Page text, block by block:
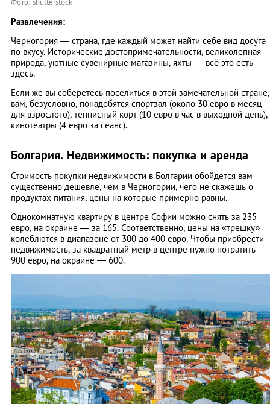
Развлечения:
Черногория — страна, где каждый может найти себе вид досуга
по вкусу. Исторические достопримечательности, великолепная
природа, уютные сувенирные магазины, яхты — всё это есть
здесь.
Если же вы соберетесь поселиться в этой замечательной стране,
вам, безусловно, понадобятся спортзал (около 30 евро в месяц
для взрослого), теннисный корт (10 евро в час в выходной день),
кинотеатры (4 евро за сеанс).
Болгария. Недвижимость: покупка и аренда
Стоимость покупки недвижимости в Болгарии обойдется вам
существенно дешевле, чем в Черногории, чего не скажешь о
продуктах питания, цены на которые примерно равны.
Однокомнатную квартиру в центре Софии можно снять за 235
евро, на окраине — за 165. Соответственно, цены на «трешку»
колеблются в диапазоне от 300 до 400 евро. Чтобы приобрести
недвижимость, за квадратный метр в центре нужно потратить
900 евро, на окраине — 600.